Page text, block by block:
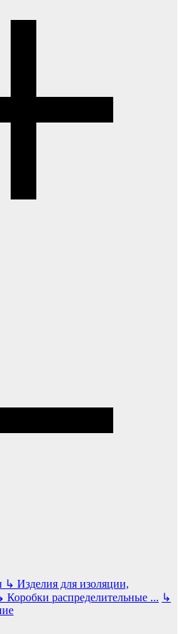
↳ Изделия для изоляции,
Коробки распределительные ... ↳